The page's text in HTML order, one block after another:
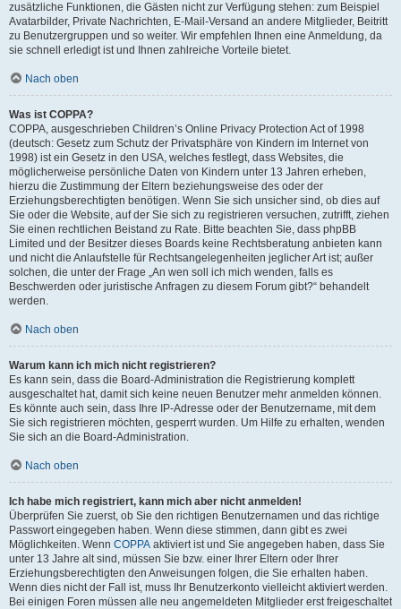
zusätzliche Funktionen, die Gästen nicht zur Verfügung stehen: zum Beispiel
Avatarbilder, Private Nachrichten, E-Mail-Versand an andere Mitglieder, Beitritt
zu Benutzergruppen und so weiter. Wir empfehlen Ihnen eine Anmeldung, da
sie schnell erledigt ist und Ihnen zahlreiche Vorteile bietet.
Nach oben
Was ist COPPA?
COPPA, ausgeschrieben Children’s Online Privacy Protection Act of 1998
(deutsch: Gesetz zum Schutz der Privatsphäre von Kindern im Internet von
1998) ist ein Gesetz in den USA, welches festlegt, dass Websites, die
möglicherweise persönliche Daten von Kindern unter 13 Jahren erheben,
hierzu die Zustimmung der Eltern beziehungsweise des oder der
Erziehungsberechtigten benötigen. Wenn Sie sich unsicher sind, ob dies auf
Sie oder die Website, auf der Sie sich zu registrieren versuchen, zutrifft, ziehen
Sie einen rechtlichen Beistand zu Rate. Bitte beachten Sie, dass phpBB
Limited und der Besitzer dieses Boards keine Rechtsberatung anbieten kann
und nicht die Anlaufstelle für Rechtsangelegenheiten jeglicher Art ist; außer
solchen, die unter der Frage „An wen soll ich mich wenden, falls es
Beschwerden oder juristische Anfragen zu diesem Forum gibt?“ behandelt
werden.
Nach oben
Warum kann ich mich nicht registrieren?
Es kann sein, dass die Board-Administration die Registrierung komplett
ausgeschaltet hat, damit sich keine neuen Benutzer mehr anmelden können.
Es könnte auch sein, dass Ihre IP-Adresse oder der Benutzername, mit dem
Sie sich registrieren möchten, gesperrt wurden. Um Hilfe zu erhalten, wenden
Sie sich an die Board-Administration.
Nach oben
Ich habe mich registriert, kann mich aber nicht anmelden!
Überprüfen Sie zuerst, ob Sie den richtigen Benutzernamen und das richtige
Passwort eingegeben haben. Wenn diese stimmen, dann gibt es zwei
Möglichkeiten. Wenn COPPA aktiviert ist und Sie angegeben haben, dass Sie
unter 13 Jahre alt sind, müssen Sie bzw. einer Ihrer Eltern oder Ihrer
Erziehungsberechtigten den Anweisungen folgen, die Sie erhalten haben.
Wenn dies nicht der Fall ist, muss Ihr Benutzerkonto vielleicht aktiviert werden.
Bei einigen Foren müssen alle neu angemeldeten Mitglieder erst freigeschaltet